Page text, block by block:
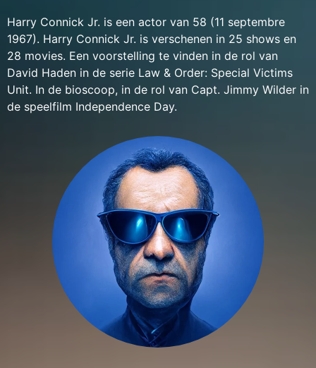
Harry Connick Jr. is een actor van 58 (11 septembre
1967). Harry Connick Jr. is verschenen in 25 shows en
28 movies. Een voorstelling te vinden in de rol van
David Haden in de serie Law & Order: Special Victims
Unit. In de bioscoop, in de rol van Capt. Jimmy Wilder in
de speelfilm Independence Day.